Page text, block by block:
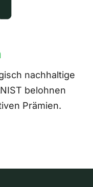
nachhaltige
belohnen
Prämien.